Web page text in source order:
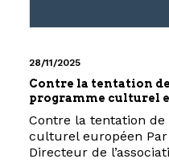
28/11/2025
Contre la tentation
programme culturel
Contre la tentation
culturel européen
Directeur de